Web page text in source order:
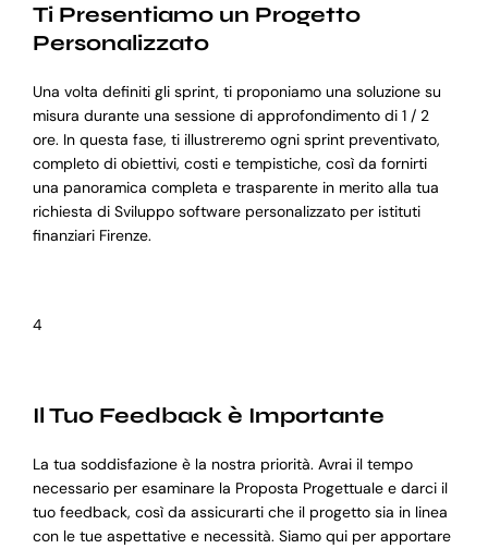
Ti Presentiamo un Progetto
Personalizzato
Una volta definiti gli sprint, ti proponiamo una soluzione su
misura durante una sessione di approfondimento di 1 / 2
ore. In questa fase, ti illustreremo ogni sprint preventivato,
completo di obiettivi, costi e tempistiche, così da fornirti
una panoramica completa e trasparente in merito alla tua
richiesta di Sviluppo software personalizzato per istituti
finanziari Firenze.
4
Il Tuo Feedback è Importante
La tua soddisfazione è la nostra priorità. Avrai il tempo
necessario per esaminare la Proposta Progettuale e darci il
tuo feedback, così da assicurarti che il progetto sia in linea
con le tue aspettative e necessità. Siamo qui per apportare